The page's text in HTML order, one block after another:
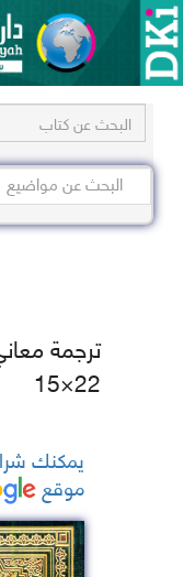
ترجمة
22×15
يمكنك
موقع